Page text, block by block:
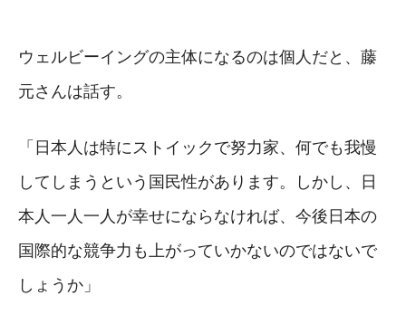
ウェルビーイングの主体になるのは個人だと、藤
元さんは話す。
「日本人は特にストイックで努力家、何でも我慢
してしまうという国民性があります。しかし、日
本人一人一人が幸せにならなければ、今後日本の
国際的な競争力も上がっていかないのではないで
しょうか」